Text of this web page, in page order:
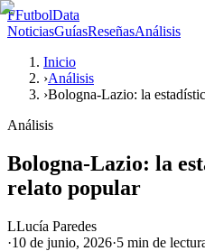
FFutbolData
NoticiasGuíasReseñasAnálisis
Inicio
›Análisis
›Bologna-Lazio: la
Análisis
Bologna-Lazio: la
relato popular
LLucía Paredes
·10 de junio, 2026·5 min de